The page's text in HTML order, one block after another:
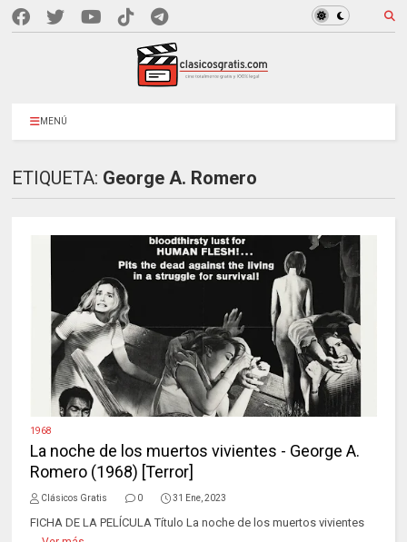
MENÚ
ETIQUETA: George A. Romero
1968
La noche de los muertos vivientes - George A.
Romero (1968) [Terror]
Clásicos Gratis 0 31 Ene, 2023
FICHA DE LA PELÍCULA Título La noche de los muertos vivientes